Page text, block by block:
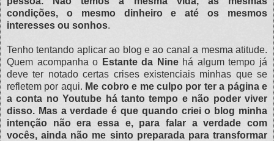
condições, o mesmo dinheiro e até os mesmos
interesses ou sonhos.
Tenho tentando aplicar ao blog e ao canal a mesma atitude.
Quem acompanha o Estante da Ninehá algum tempo já
deve ter notado certas crises existenciais minhas que se
refletem por aqui. Me cobro e me culpo por ter a página e
a conta no Youtube há tanto tempo e não poder viver
disso. Mas a verdade é que quando criei o blog minha
intenção não era essa e, para falar a verdade com
vocês, ainda não me sinto preparada para transformar